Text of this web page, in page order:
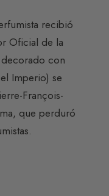
recibió
Oficial de la
con
Imperio) se
François-
que perduró